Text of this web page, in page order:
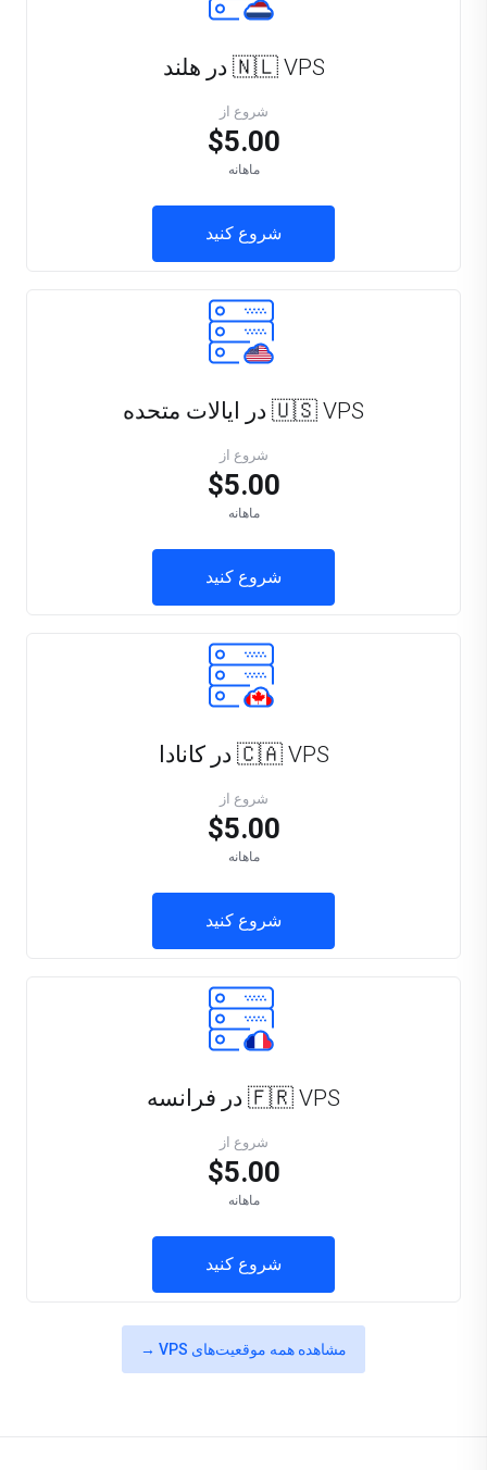
🇳🇱 VPS در هلند
شروع از
$5.00
ماهانه
شروع کنید
🇺🇸 VPS در ایالات متحده
شروع از
$5.00
ماهانه
شروع کنید
🇨🇦 VPS در کانادا
شروع از
$5.00
ماهانه
شروع کنید
🇫🇷 VPS در فرانسه
شروع از
$5.00
ماهانه
شروع کنید
مشاهده همه موقعیت‌های VPS →